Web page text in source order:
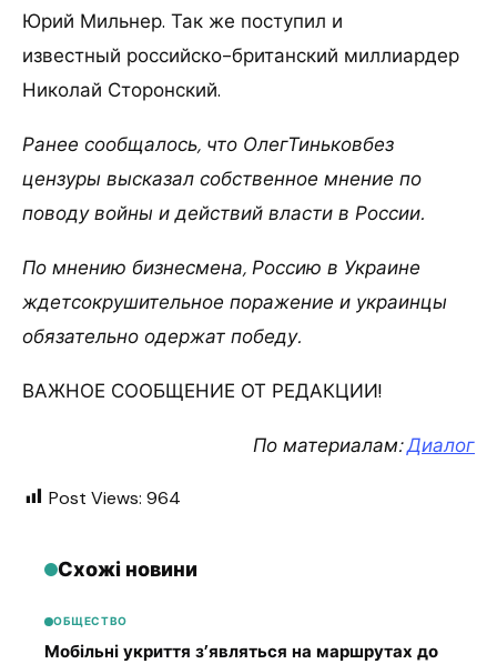
Юрий Мильнер. Так же поступил и
известный российско-британский миллиардер
Николай Сторонский.
Ранее сообщалось, что ОлегТиньковбез
цензуры высказал собственное мнение по
поводу войны и действий власти в России.
По мнению бизнесмена, Россию в Украине
ждетсокрушительное поражение и украинцы
обязательно одержат победу.
ВАЖНОЕ СООБЩЕНИЕ ОТ РЕДАКЦИИ!
По материалам:Диалог
Post Views: 964
Схожі новини
ОБЩЕСТВО
Мобільні укриття з’являться на маршрутах до